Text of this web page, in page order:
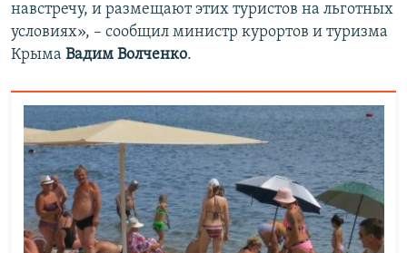
навстречу, и размещают этих туристов на льготных
условиях», – сообщил министр курортов и туризма
Крыма Вадим Волченко.